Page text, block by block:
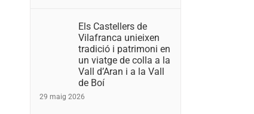
Els Castellers de
Vilafranca unieixen
tradició i patrimoni en
un viatge de colla a la
Vall d’Aran i a la Vall
de Boí
29 maig 2026